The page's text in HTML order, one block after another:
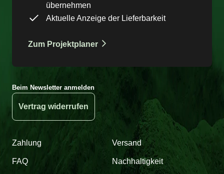
übernehmen
Aktuelle Anzeige der Lieferbarkeit
Zum Projektplaner
Beim Newsletter anmelden
Vertrag widerrufen
Zahlung Versand
FAQ Nachhaltigkeit